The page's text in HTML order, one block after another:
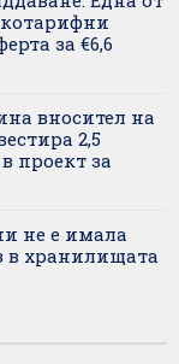
за €6,6
вносител на
2,5
проект за
не е имала
в хранилищата